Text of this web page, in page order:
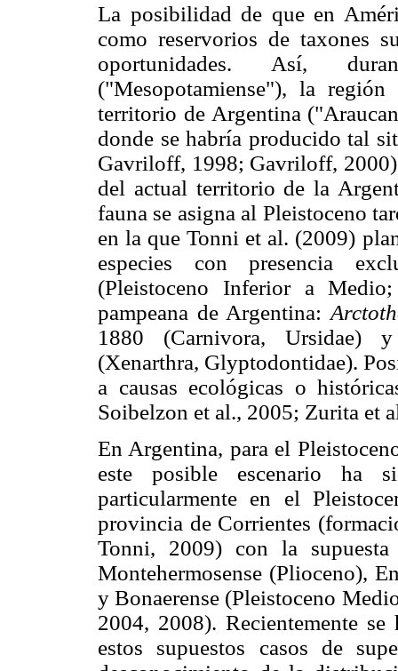
La posibilidad de que en
como reservorios de taxones
oportunidades. Así,
("Mesopotamiense"), la
territorio de Argentina
donde se habría producido tal
Gavriloff, 1998; Gavriloff,
del actual territorio de la
fauna se asigna al Pleistoceno
en la que Tonni et al. (2009)
especies con presencia
(Pleistoceno Inferior a
pampeana de Argentina:
1880 (Carnivora, Ursidae)
(Xenarthra, Glyptodontidae).
a causas ecológicas o
Soibelzon et al., 2005; Zurita et
En Argentina, para el
este posible escenario ha
particularmente en el
provincia de Corrientes
Tonni, 2009) con la supuesta
Montehermosense (Plioceno),
y Bonaerense (Pleistoceno
2004, 2008). Recientemente
estos supuestos casos de